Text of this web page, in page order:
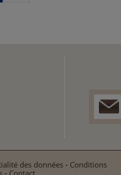
des données - Conditions